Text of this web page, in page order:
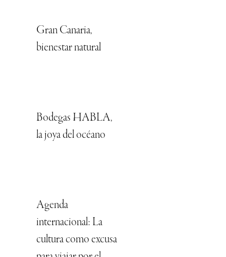
Gran Canaria,
bienestar natural
Bodegas HABLA,
la joya del océano
Agenda
internacional: La
cultura como excusa